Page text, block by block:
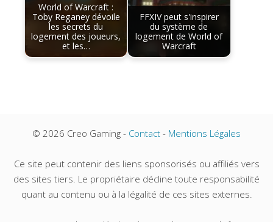
World of Warcraft :
Toby Reganey dévoile
les secrets du
logement des joueurs,
et les…
FFXIV peut s'inspirer
du système de
logement de World of
Warcraft
© 2026 Creo Gaming - Contact - Mentions Légales
Ce site peut contenir des liens sponsorisés ou affiliés vers
des sites tiers. Le propriétaire décline toute responsabilité
quant au contenu ou à la légalité de ces sites externes.